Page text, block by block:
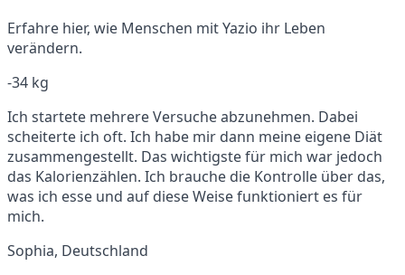
Erfahre hier, wie Menschen mit Yazio ihr Leben
verändern.
-34 kg
Ich startete mehrere Versuche abzunehmen. Dabei
scheiterte ich oft. Ich habe mir dann meine eigene Diät
zusammengestellt. Das wichtigste für mich war jedoch
das Kalorienzählen. Ich brauche die Kontrolle über das,
was ich esse und auf diese Weise funktioniert es für
mich.
Sophia, Deutschland